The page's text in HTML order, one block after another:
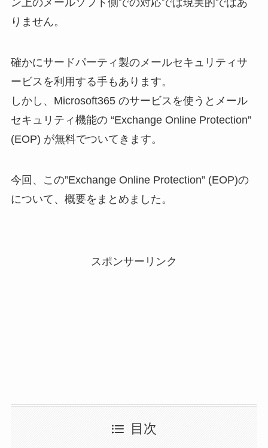
ン上のメールソフト側での対応では現実的ではあ
りません。
確かにサードパーティ製のメールセキュリティサ
ービスを利用する手もあります。
しかし、Microsoft365 のサービスを使うとメール
セキュリティ機能の “Exchange Online Protection”
(EOP) が無料でついてきます。
今回、この”Exchange Online Protection” (EOP)の
について、概要をまとめました。
スポンサーリンク
目次